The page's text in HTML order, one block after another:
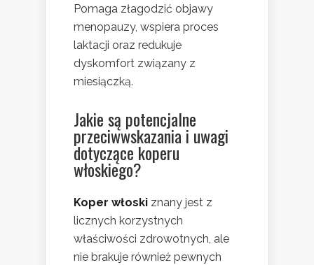
Pomaga złagodzić objawy
menopauzy, wspiera proces
laktacji oraz redukuje
dyskomfort związany z
miesiączką.
Jakie są potencjalne
przeciwwskazania i uwagi
dotyczące koperu
włoskiego?
Koper włoski znany jest z
licznych korzystnych
właściwości zdrowotnych, ale
nie brakuje również pewnych